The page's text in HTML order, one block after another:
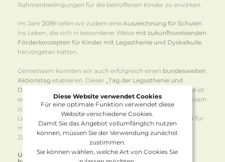
Rahmenbedingungen für die betroffenen Kinder zu erwirken.
Im Jahr 2019 riefen wir zudem eineAuszeichnung für Schulen
ins Leben, die sich in besonderer Weise mit zukunftsweisenden
Förderkonzepten für Kinder mit Legasthenie und Dyskalkulie
hervorgetan hatten.
Gemeinsam konnten wir auch erfolgreich einen bundesweiten
Aktionstag etablieren. Dieser „Tag der Legasthenie und
Dyskalkulie“
begangen. Ziel ist
es, auf die besondere Situation betroffener Kinder aufmerksam
zu machen. JEDER ist herzlich eingeladen, den Tag der
Legasthenie und Dyskalkulie am 30.9. zu unterstützen und für
mehr Chancengleichheit in unserem Bildungssystem ein
Zeichen zu setzen.
Unseren aktuellen Kampagnen-Flyer können Sie hier
Diese Website verwendet Cookies
Für eine optimale Funktion verwendet diese
Website verschiedene Cookies.
Damit Sie das Angebot vollumfänglich nutzen
können, müssen Sie der Verwendung zunächst
zustimmen.
Sie können wählen, welche Art von Cookies Sie